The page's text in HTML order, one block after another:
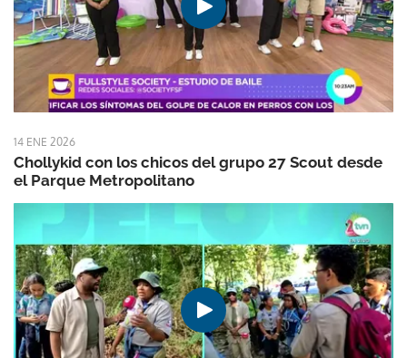
14 ENE 2026
Chollykid con los chicos del grupo 27 Scout desde
el Parque Metropolitano